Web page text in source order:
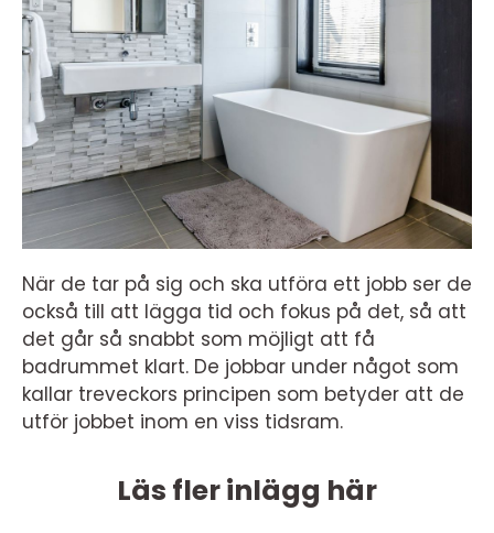
När de tar på sig och ska utföra ett jobb ser de
också till att lägga tid och fokus på det, så att
det går så snabbt som möjligt att få
badrummet klart. De jobbar under något som
kallar treveckors principen som betyder att de
utför jobbet inom en viss tidsram.
Läs fler inlägg här